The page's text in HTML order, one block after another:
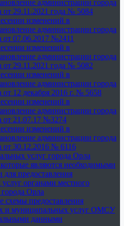
администрации города
от 29.11.2021 года № 5084
изменений в
администрации города
от 07.06.2017 №2411
изменений в
администрации города
от 29.11.2021 года № 5082
изменений в
администрации города
от 12 декабря 2016 г. № 5658
изменений в
администрации города
от 21.07.17 №3274
изменений в
администрации города
от 30.12.2016 № 6116
услуг города Орла
являются необходимыми
для предоставления
органами местного
Орла
схемы предоставления
и муниципальных услуг ОМСУ
данными